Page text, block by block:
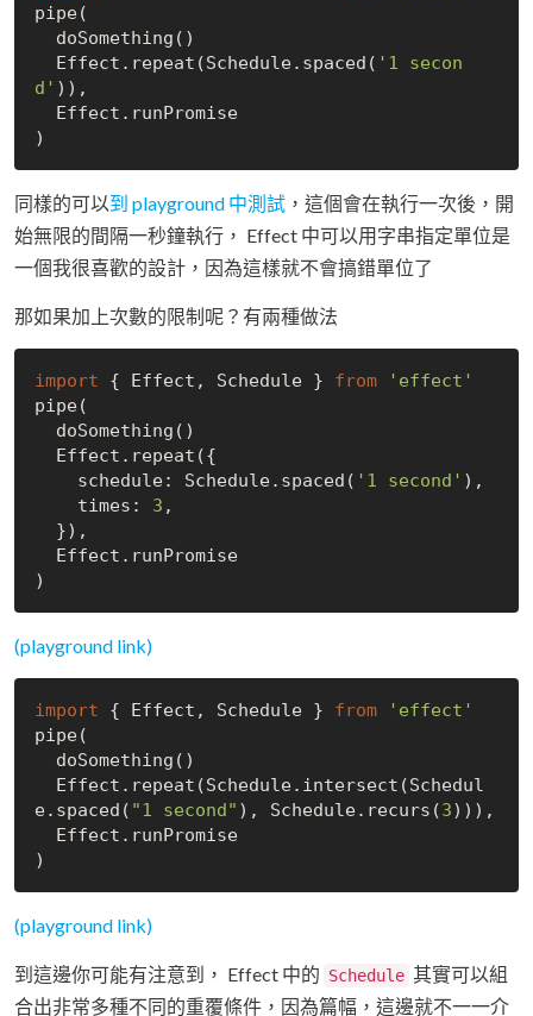
pipe(
  Effect.repeat(Schedule.spaced(
'1 secon
d' )),
同樣的可以到 playground 中測試 ，這個會在執行一次後，開
始無限的間隔一秒鐘執行， Effect 中可以用字串指定單位是
一個我很喜歡的設計，因為這樣就不會搞錯單位了
那如果加上次數的限制呢？有兩種做法
import { Effect, Schedule } from
'effect'
pipe(
    schedule: Schedule.spaced(
'1 second' ),
    times:
3 ,
(playground link)
import { Effect, Schedule } from
'effect'
pipe(
e.spaced( "1 second" ), Schedule.recurs(3))),
(playground link)
到這邊你可能有注意到， Effect 中的 Schedule 其實可以組
合出非常多種不同的重覆條件，因為篇幅，這邊就不一一介